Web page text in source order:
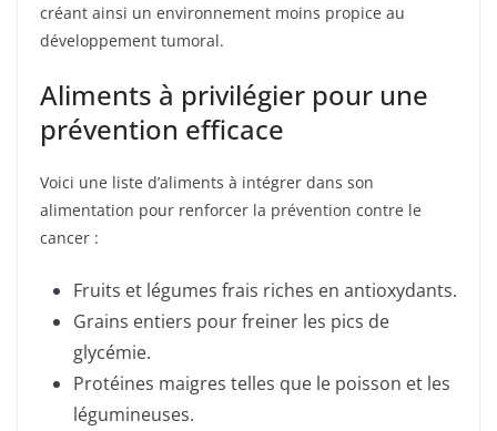
créant ainsi un environnement moins propice au
développement tumoral.
Aliments à privilégier pour une
prévention efficace
Voici une liste d’aliments à intégrer dans son
alimentation pour renforcer la prévention contre le
cancer :
Fruits et légumes frais riches en antioxydants.
Grains entiers pour freiner les pics de
glycémie.
Protéines maigres telles que le poisson et les
légumineuses.